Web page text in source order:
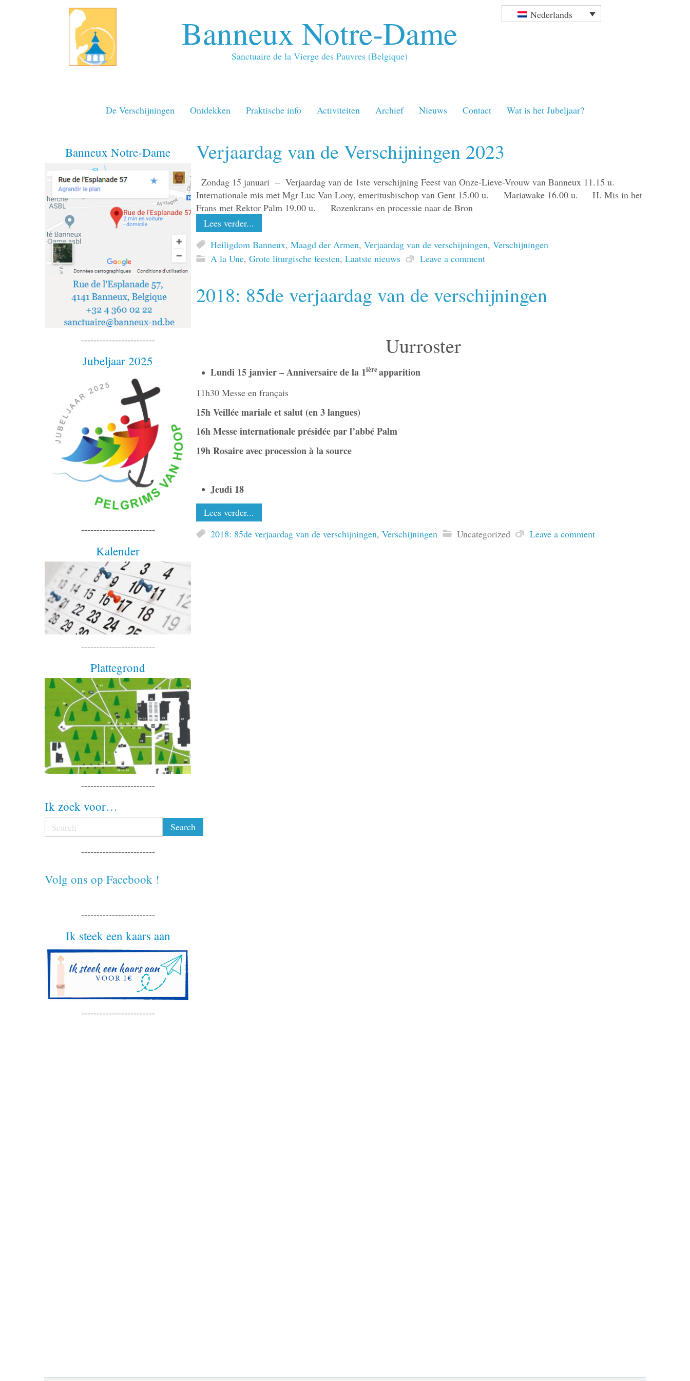
Banneux Notre-Dame
Sanctuaire de la Vierge des Pauvres (Belgique)
Nederlands
De Verschijningen Ontdekken Praktische info Activiteiten Archief Nieuws Contact Wat is het Jubeljaar?
Banneux Notre-Dame
------------------------
Jubeljaar 2025
------------------------
Kalender
------------------------
Plattegrond
------------------------
Ik zoek voor…
------------------------
Volg ons op Facebook !
------------------------
Ik steek een kaars aan
------------------------
Verjaardag van de Verschijningen 2023
Zondag 15 januari – Verjaardag van de 1ste verschijning Feest van Onze-Lieve-Vrouw van Banneux 11.15 u.
Internationale mis met Mgr Luc Van Looy, emeritusbischop van Gent 15.00 u. Mariawake 16.00 u. H. Mis in het
Frans met Rektor Palm 19.00 u. Rozenkrans en processie naar de Bron
Lees verder...
Heiligdom Banneux, Maagd der Armen, Verjaardag van de verschijningen, Verschijningen
A la Une, Grote liturgische feesten, Laatste nieuws Leave a comment
2018: 85de verjaardag van de verschijningen
Uurroster
Lundi 15 janvier – Anniversaire de la 1ièreapparition
11h30 Messe en français
15h Veillée mariale et salut (en 3 langues)
16h Messe internationale présidée par l’abbé Palm
19h Rosaire avec procession à la source
Jeudi 18
Lees verder...
2018: 85de verjaardag van de verschijningen, Verschijningen Uncategorized Leave a comment